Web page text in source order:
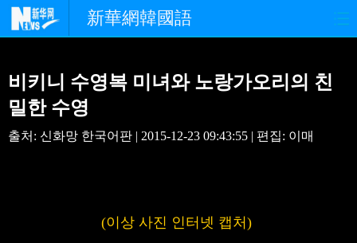
新華網韓國語
경제
중한교류 핫 TV 문화
비키니 수영복 미녀와 노랑가오리의 친
밀한 수영
출처: 신화망 한국어판 | 2015-12-23 09:43:55 | 편집: 이매
(이상 사진 인터넷 캡처)